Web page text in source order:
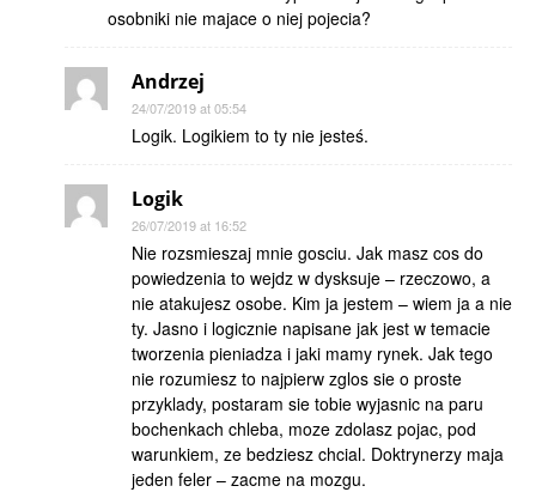
osobniki nie majace o niej pojecia?
Andrzej
24/07/2019 at 05:54
Logik. Logikiem to ty nie jesteś.
Logik
26/07/2019 at 16:52
Nie rozsmieszaj mnie gosciu. Jak masz cos do
powiedzenia to wejdz w dysksuje – rzeczowo, a
nie atakujesz osobe. Kim ja jestem – wiem ja a nie
ty. Jasno i logicznie napisane jak jest w temacie
tworzenia pieniadza i jaki mamy rynek. Jak tego
nie rozumiesz to najpierw zglos sie o proste
przyklady, postaram sie tobie wyjasnic na paru
bochenkach chleba, moze zdolasz pojac, pod
warunkiem, ze bedziesz chcial. Doktrynerzy maja
jeden feler – zacme na mozgu.